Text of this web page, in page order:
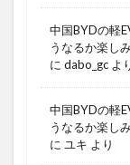
中国BYDの軽
うなるか楽し
に dabo_gc よ
中国BYDの軽
うなるか楽し
に ユキ より